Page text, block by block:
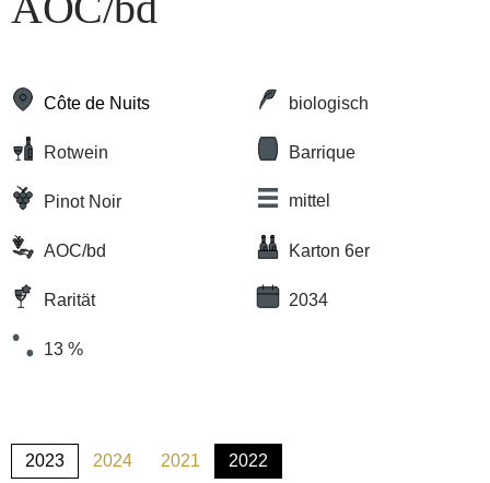
Côte de Nuits biologisch
Rotwein Barrique
Pinot Noir mittel
AOC/bd Karton 6er
Rarität 2034
13 %
2023 2024 2021 2022